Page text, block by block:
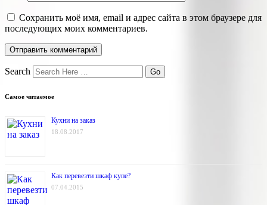
Сохранить моё имя, email и адрес сайта в этом браузере для
последующих моих комментариев.
Search
Самое читаемое
Кухни на заказ
18.08.2017
Как перевезти шкаф купе?
07.04.2015